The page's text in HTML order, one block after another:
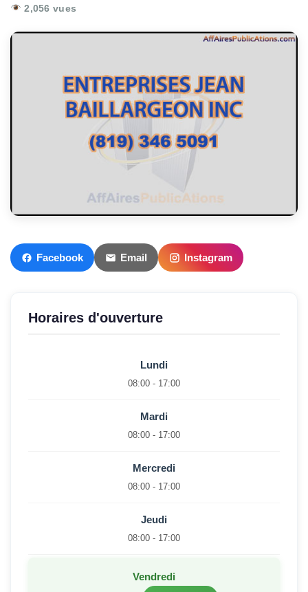
2,056 vues
Facebook Email Instagram
Horaires d'ouverture
Lundi
08:00 - 17:00
Mardi
08:00 - 17:00
Mercredi
08:00 - 17:00
Jeudi
08:00 - 17:00
Vendredi